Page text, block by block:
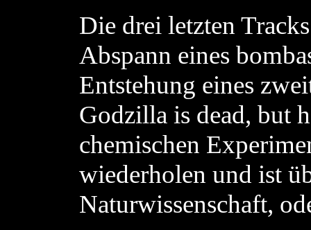
Die drei letzten
Abspann eines
Entstehung eines
Godzilla is dead, but
chemischen
wiederholen und ist
Naturwissenschaft,